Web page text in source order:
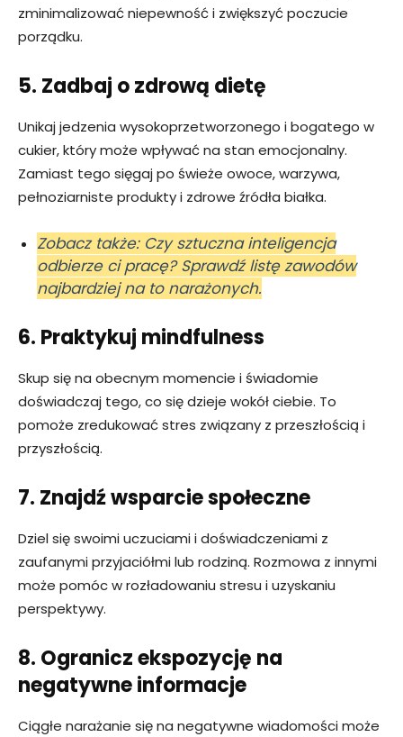
zminimalizować niepewność i zwiększyć poczucie
porządku.
5. Zadbaj o zdrową dietę
Unikaj jedzenia wysokoprzetworzonego i bogatego w
cukier, który może wpływać na stan emocjonalny.
Zamiast tego sięgaj po świeże owoce, warzywa,
pełnoziarniste produkty i zdrowe źródła białka.
Zobacz także: Czy sztuczna inteligencja
odbierze ci pracę? Sprawdź listę zawodów
najbardziej na to narażonych.
6. Praktykuj mindfulness
Skup się na obecnym momencie i świadomie
doświadczaj tego, co się dzieje wokół ciebie. To
pomoże zredukować stres związany z przeszłością i
przyszłością.
7. Znajdź wsparcie społeczne
Dziel się swoimi uczuciami i doświadczeniami z
zaufanymi przyjaciółmi lub rodziną. Rozmowa z innymi
może pomóc w rozładowaniu stresu i uzyskaniu
perspektywy.
8. Ogranicz ekspozycję na
negatywne informacje
Ciągłe narażanie się na negatywne wiadomości może